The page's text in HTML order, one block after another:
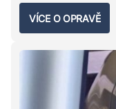
VÍCE O OPRAVĚ